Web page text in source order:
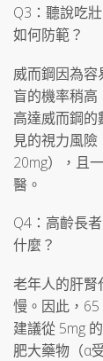
Q3：聽說吃
如何防範？
威而鋼因為
盲的機率稍高
高達威而鋼
見的視力風
20mg），且
醫。
Q4：高齡長
什麼？
老年人的肝腎
慢。因此，
建議從 5mg
肥大藥物（α